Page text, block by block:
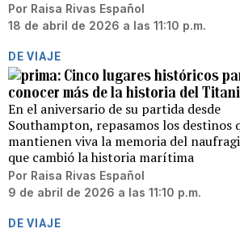
Por Raisa Rivas Español
18 de abril de 2026 a las 11:10 p.m.
DE VIAJE
Cinco lugares históricos
conocer más de la historia del
En el aniversario de su partida desde
Southampton, repasamos los destinos
mantienen viva la memoria del
que cambió la historia marítima
Por Raisa Rivas Español
9 de abril de 2026 a las 11:10 p.m.
DE VIAJE